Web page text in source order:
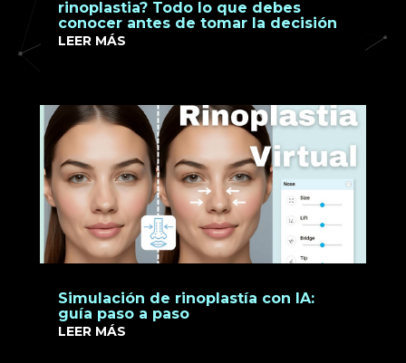
rinoplastia? Todo lo que debes
conocer antes de tomar la decisión
LEER MÁS
Simulación de rinoplastía con IA:
guía paso a paso
LEER MÁS